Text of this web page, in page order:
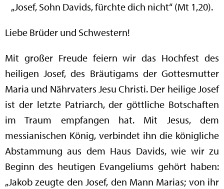
„Josef, Sohn Davids, fürchte dich nicht“ (Mt 1,20).
Liebe Brüder und Schwestern!
Mit großer Freude feiern wir das Hochfest des
heiligen Josef, des Bräutigams der Gottesmutter
Maria und Nährvaters Jesu Christi. Der heilige Josef
ist der letzte Patriarch, der göttliche Botschaften
im Traum empfangen hat. Mit Jesus, dem
messianischen König, verbindet ihn die königliche
Abstammung aus dem Haus Davids, wie wir zu
Beginn des heutigen Evangeliums gehört haben:
„Jakob zeugte den Josef, den Mann Marias; von ihr